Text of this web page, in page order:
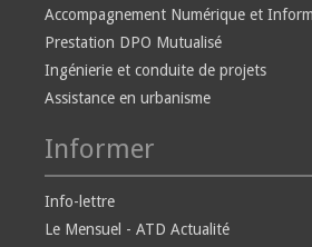
Accompagnement Numérique et
Prestation DPO Mutualisé
Ingénierie et conduite de projets
Assistance en urbanisme
Informer
Info-lettre
Le Mensuel - ATD Actualité